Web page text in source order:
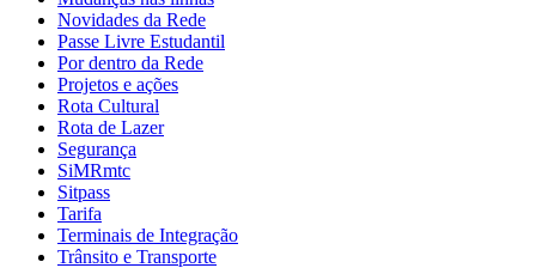
Novidades da Rede
Passe Livre Estudantil
Por dentro da Rede
Projetos e ações
Rota Cultural
Rota de Lazer
Segurança
SiMRmtc
Sitpass
Tarifa
Terminais de Integração
Trânsito e Transporte